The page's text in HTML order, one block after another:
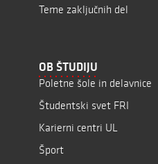
Teme zaključnih del
OB ŠTUDIJU
Poletne šole in delavnice
Študentski svet FRI
Karierni centri UL
Šport